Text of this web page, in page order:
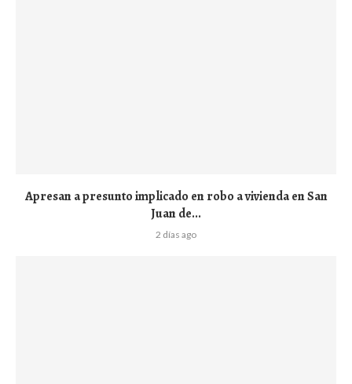
Apresan a presunto implicado en robo a vivienda en San
Juan de...
2 días ago